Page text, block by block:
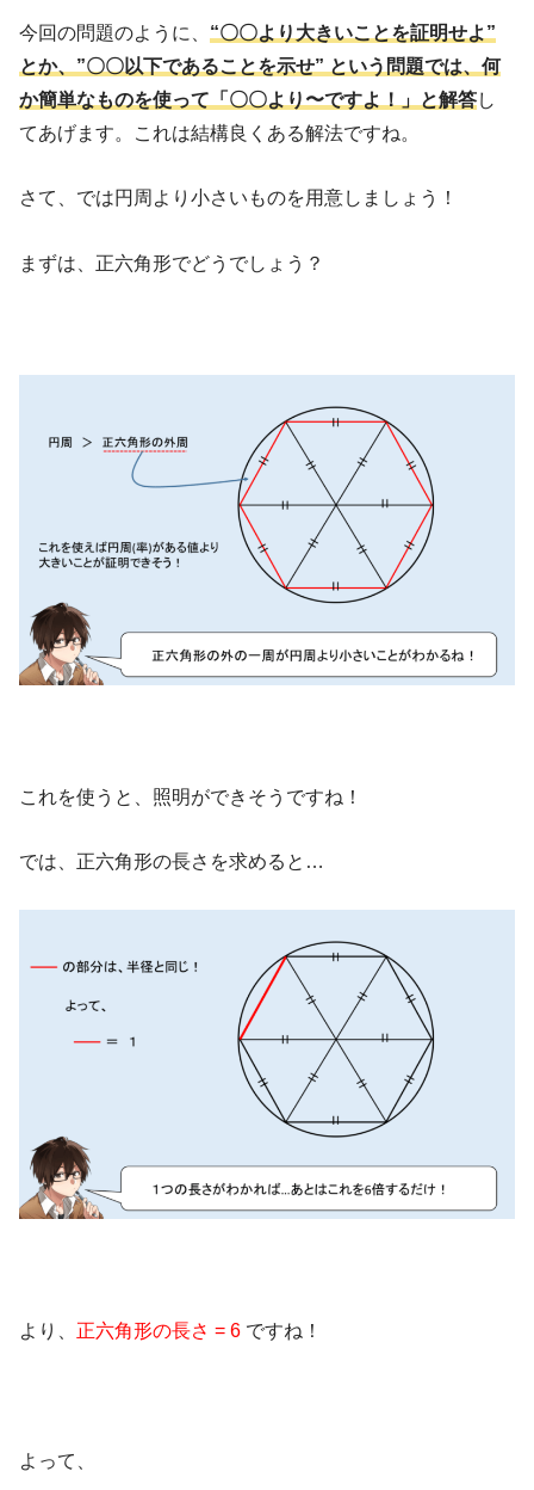
今回の問題のように、 “〇〇より大きいことを証明せよ”
とか、”〇〇以下であることを示せ” という問題では、何
か簡単なものを使って「〇〇より〜ですよ！」と解答し
てあげます。これは結構良くある解法ですね。
さて、では円周より小さいものを用意しましょう！
まずは、正六角形でどうでしょう？
これを使うと、照明ができそうですね！
では、正六角形の長さを求めると…
より、 正六角形の長さ = 6 ですね！
よって、